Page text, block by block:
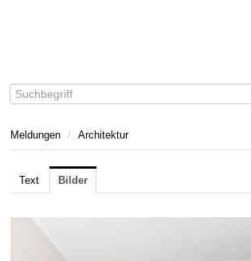
Meldungen / Architektur
Text Bilder